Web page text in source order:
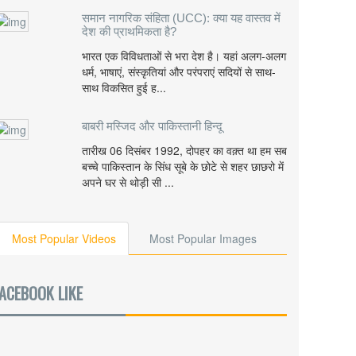
समान नागरिक संहिता (UCC): क्या यह वास्तव में
देश की प्राथमिकता है?
भारत एक विविधताओं से भरा देश है। यहां अलग-अलग
धर्म, भाषाएं, संस्कृतियां और परंपराएं सदियों से साथ-
साथ विकसित हुई ह...
बाबरी मस्जिद और पाकिस्तानी हिन्दू
तारीख 06 दिसंबर 1992, दोपहर का वक़्त था हम सब
बच्चे पाकिस्तान के सिंध सूबे के छोटे से शहर छाछरो में
अपने घर से थोड़ी सी ...
Most Popular Videos Most Popular Images
LIKE